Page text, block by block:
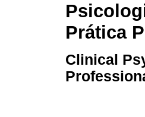
Prática
Clinical